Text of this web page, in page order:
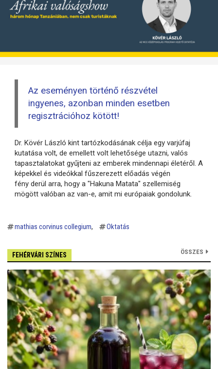
Az eseményen történő részvétel
ingyenes, azonban minden esetben
regisztrációhoz kötött!
Dr. Kövér László kint tartózkodásának célja egy varjúfaj
kutatása volt, de emellett volt lehetősége utazni, valós
tapasztalatokat gyűjteni az emberek mindennapi életéről. A
képekkel és videókkal fűszerezett előadás végén
fény derül arra, hogy a "Hakuna Matata" szellemiség
mögött valóban az van-e, amit mi európaiak gondolunk.
mathias corvinus collegium Oktatás
FEHÉRVÁRI SZÍNES ÖSSZES